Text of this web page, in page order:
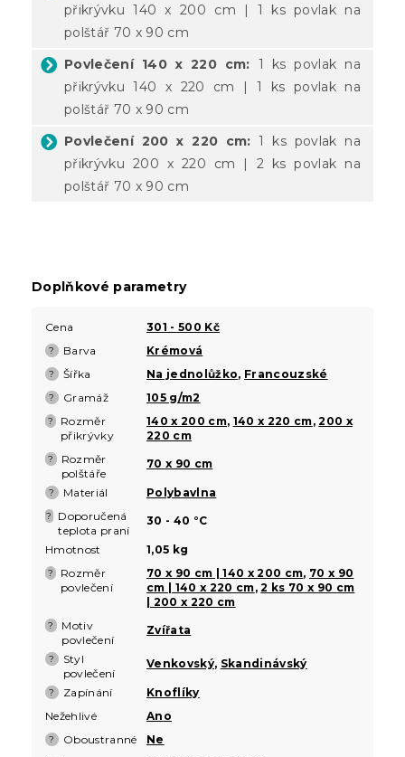
přikrývku 140 x 200 cm | 1 ks povlak na
polštář 70 x 90 cm
Povlečení 140 x 220 cm: 1 ks povlak na
přikrývku 140 x 220 cm | 1 ks povlak na
polštář 70 x 90 cm
Povlečení 200 x 220 cm: 1 ks povlak na
přikrývku 200 x 220 cm | 2 ks povlak na
polštář 70 x 90 cm
Doplňkové parametry
Cena 301 - 500 Kč
? Barva Krémová
? Šířka Na jednolůžko, Francouzské
? Gramáž 105 g/m2
?
Rozměr
přikrývky
140 x 200 cm, 140 x 220 cm,200 x
220 cm
?
Rozměr
polštáře
70 x 90 cm
? Materiál Polybavlna
?
Doporučená
teplota praní
30 - 40 °C
Hmotnost 1,05 kg
?
Rozměr
povlečení
70 x 90 cm | 140 x 200 cm, 70 x 90
cm | 140 x 220 cm,2 ks 70 x 90 cm
| 200 x 220 cm
?
Motiv
povlečení
Zvířata
?
Styl
povlečení
Venkovský, Skandinávský
? Zapínání
Knoflíky
Nežehlivé
Ano
? Oboustranné
Ne